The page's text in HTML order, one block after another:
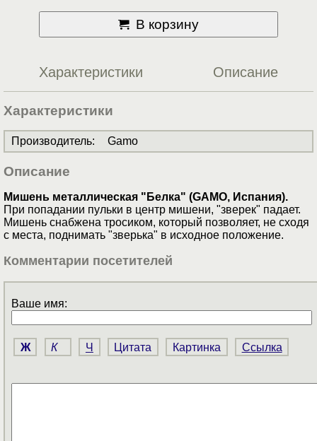
В корзину
Характеристики Описание
Характеристики
Производитель: Gamo
Описание
Мишень металлическая "Белка" (GAMO, Испания).
При попадании пульки в центр мишени, "зверек" падает.
Мишень снабжена тросиком, который позволяет, не сходя
с места, поднимать "зверька" в исходное положение.
Комментарии посетителей
Ваше имя:
Ж К Ч Цитата Картинка Ссылка